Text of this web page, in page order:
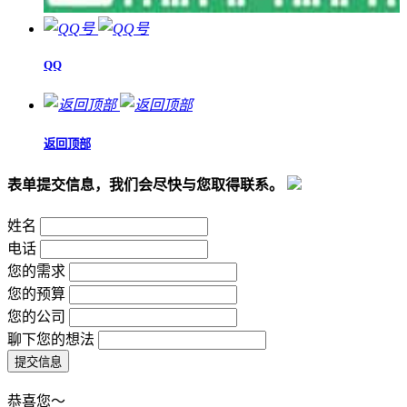
QQ
返回顶部
表单提交信息，我们会尽快与您取得联系。
姓名
电话
您的需求
您的预算
您的公司
聊下您的想法
恭喜您～